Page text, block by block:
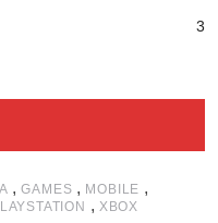
3
,GAMES , MOBILE ,
, XBOX